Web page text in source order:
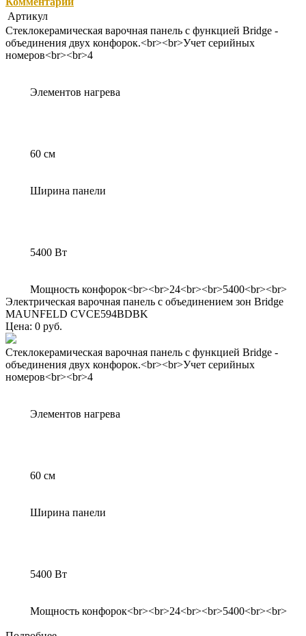
Артикул
Стеклокерамическая варочная панель с функцией Bridge -
объединения двух конфорок.<br><br>Учет серийных
номеров<br><br>4
Элементов нагрева
60 см
Ширина панели
5400 Вт
Мощность конфорок<br><br>24<br><br>5400<br><br>
Электрическая варочная панель с объединением зон Bridge
MAUNFELD CVCE594BDBK
Цена: 0 руб.
Стеклокерамическая варочная панель с функцией Bridge -
объединения двух конфорок.<br><br>Учет серийных
номеров<br><br>4
Элементов нагрева
60 см
Ширина панели
5400 Вт
Мощность конфорок<br><br>24<br><br>5400<br><br>